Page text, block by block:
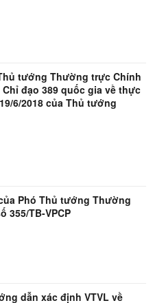
tướng Thường trực Chính
đạo 389 quốc gia về thực
6/2018 của Thủ tướng
Phó Thủ tướng Thường
355/TB-VPCP
dẫn xác định VTVL về